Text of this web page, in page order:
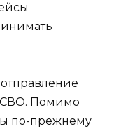
СВО. Помимо
по-прежнему